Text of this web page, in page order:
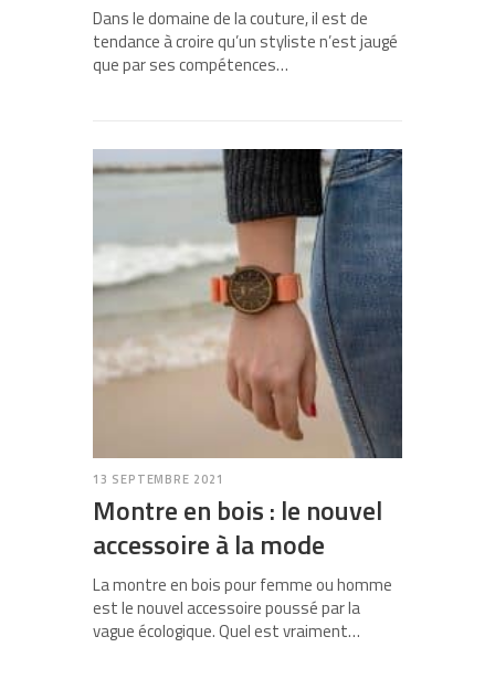
Dans le domaine de la couture, il est de
tendance à croire qu’un styliste n’est jaugé
que par ses compétences…
13 SEPTEMBRE 2021
Montre en bois : le nouvel
accessoire à la mode
La montre en bois pour femme ou homme
est le nouvel accessoire poussé par la
vague écologique. Quel est vraiment…